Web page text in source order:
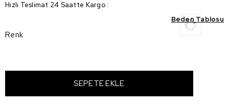
Hızlı Teslimat 24 Saatte Kargo :
Beden Tablosu
Renk